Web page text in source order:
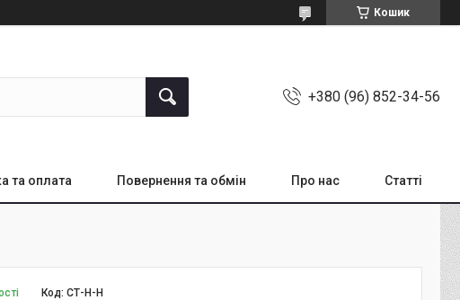
Кошик
+380 (96) 852-34-56
та оплата Повернення та обмін Про нас Статті
Код:СТ-Н-Н